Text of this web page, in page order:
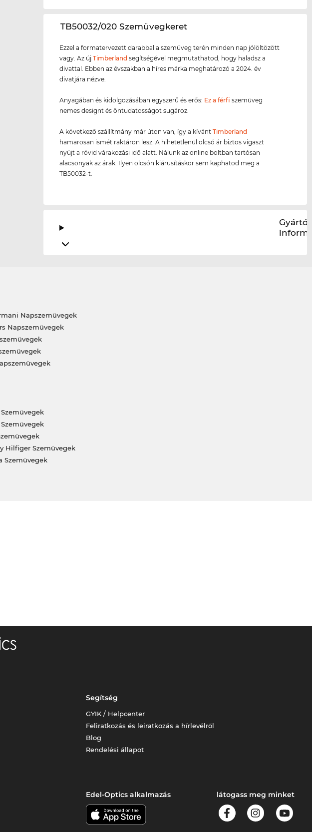
‌TB50032/020 Szemüvegkeret
Ezzel a formatervezett darabbal a szemüveg terén minden nap jólöltözött
vagy. Az újTimberland segítségével megmutathatod, hogy haladsz a
divattal. Ebben az évszakban a híres márka meghatározó a 2024. év
divatjára nézve.
Anyagában és kidolgozásában egyszerű és erős: Ez a férfi szemüveg
nemes designt és öntudatosságot sugároz.
A következő szállítmány már úton van, így a kívántTimberland
hamarosan ismét raktáron lesz. A hihetetlenül olcsó ár biztos vigaszt
nyújt a rövid várakozási idő alatt. Nálunk az online boltban tartósan
alacsonyak az árak. Ilyen olcsón kiárusításkor sem kaphatod meg a
TB50032-t.
Gyártói
Napszemüvegek
Napszemüvegek
Hilfiger Szemüvegek
Szemüvegek
Segítség
GYIK / Helpcenter
Feliratkozás és leiratkozás a hírlevélről
Blog
Rendelési állapot
Edel-Optics alkalmazás látogass meg minket